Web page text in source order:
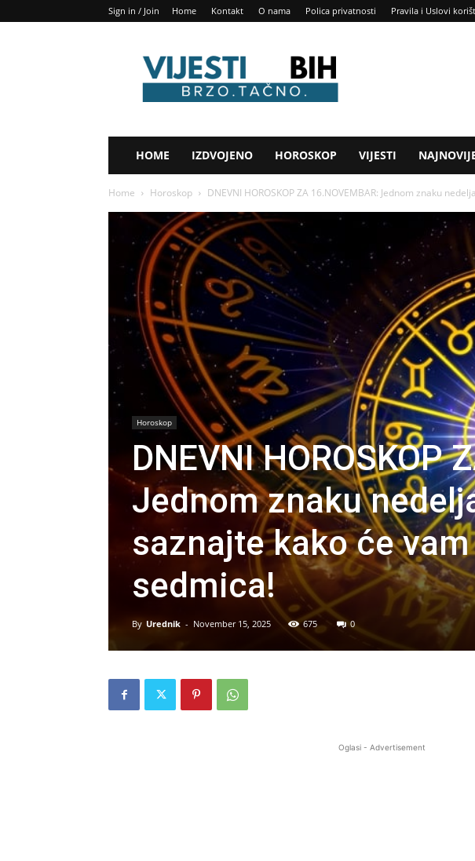
Sign in / Join Home Kontakt O nama Polica privatnosti Pravila i Uslovi
BIH
HOME IZDVOJENO HOROSKOP VIJESTI
Home Horoskop DNEVNI HOROSKOP ZA 16.NOVEMBAR: Jednom znaku
Horoskop
DNEVNI HOROSKOP
Jednom znaku
saznajte kako će
sedmica!
By Urednik - November 15, 2025 675 0
Oglasi - Advertisement